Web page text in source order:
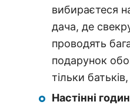
вибираєтеся
дача, де
проводять
подарунок
тільки
Настінні